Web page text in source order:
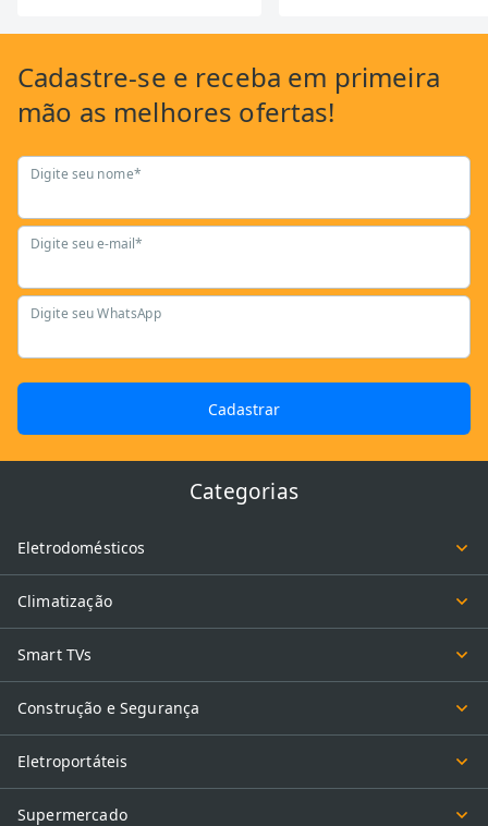
Cadastre-se e receba em primeira
mão as melhores ofertas!
Digite seu nome*
Digite seu e-mail*
Digite seu WhatsApp
Cadastrar
Categorias
Eletrodomésticos
Climatização
Smart TVs
Construção e Segurança
Eletroportáteis
Supermercado